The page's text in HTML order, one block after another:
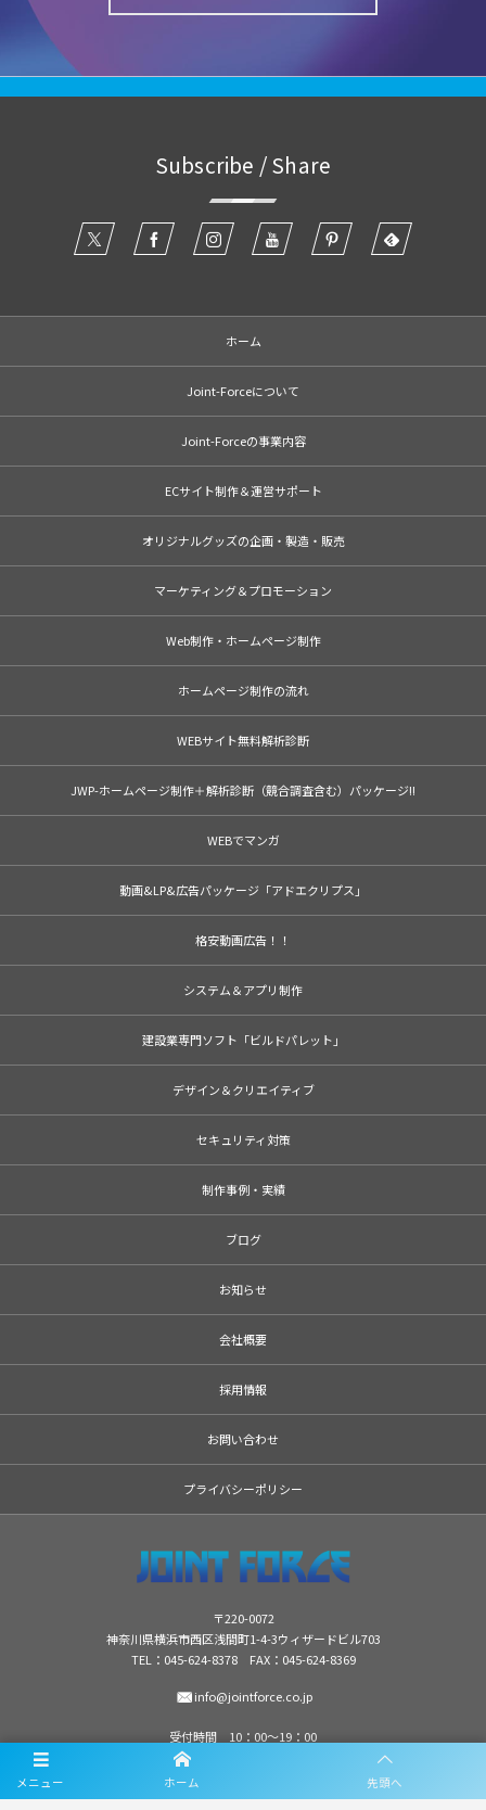
メニュー ホーム 先頭へ
Subscribe / Share
ホーム
Joint-Forceについて
Joint-Forceの事業内容
ECサイト制作＆運営サポート
オリジナルグッズの企画・製造・販売
マーケティング＆プロモーション
Web制作・ホームページ制作
ホームページ制作の流れ
WEBサイト無料解析診断
JWP-ホームページ制作＋解析診断（競合調査含む）パッケージ!!
WEBでマンガ
動画&LP&広告パッケージ「アドエクリプス」
格安動画広告！！
システム＆アプリ制作
建設業専門ソフト「ビルドパレット」
デザイン＆クリエイティブ
セキュリティ対策
制作事例・実績
ブログ
お知らせ
会社概要
採用情報
お問い合わせ
プライバシーポリシー
〒220-0072
神奈川県横浜市西区浅間町1-4-3ウィザードビル703
TEL： 045-624-8378FAX：045-624-8369
info@jointforce.co.jp
受付時間 10：00〜19：00